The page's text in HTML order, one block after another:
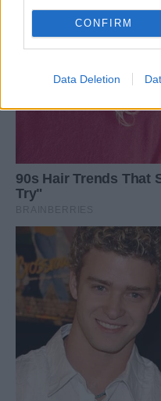
CONFIRM
Data Deletion